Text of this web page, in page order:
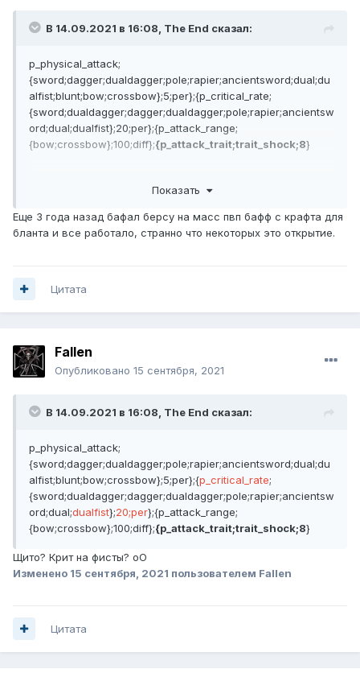
В 14.09.2021 в 16:08, The End сказал:
p_physical_attack;
{sword;dagger;dualdagger;pole;rapier;ancientsword;dual;du
alfist;blunt;bow;crossbow};5;per};{p_critical_rate;
{sword;dualdagger;dagger;dualdagger;pole;rapier;ancientsw
ord;dual;dualfist};20;per};{p_attack_range;
{bow;crossbow};100;diff};{p_attack_trait;trait_shock;8}
привязки к пушке. Вл и луки ликуют:D
Показать
Еще 3 года назад бафал берсу на масс пвп бафф с крафта для
бланта и все работало, странно что некоторых это открытие.
Цитата
Fallen
Опубликовано 15 сентября, 2021
В 14.09.2021 в 16:08, The End сказал:
p_physical_attack;
{sword;dagger;dualdagger;pole;rapier;ancientsword;dual;du
alfist;blunt;bow;crossbow};5;per};{p_critical_rate;
{sword;dualdagger;dagger;dualdagger;pole;rapier;ancientsw
ord;dual;dualfist};20;per};{p_attack_range;
{bow;crossbow};100;diff};{p_attack_trait;trait_shock;8}
Щито? Крит на фисты? оО
Изменено 15 сентября, 2021 пользователем Fallen
Цитата